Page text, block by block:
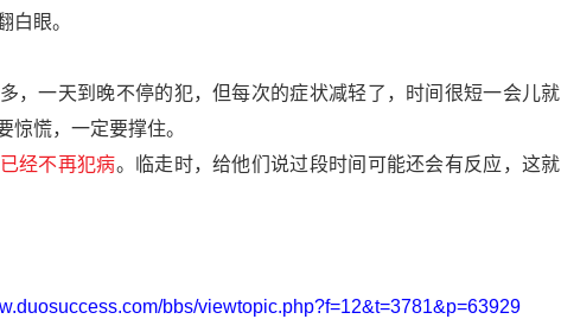
白眼。
，一天到晚不停的犯，但每次的症状减轻了，时间很短一会儿就
惊慌，一定要撑住。
经不再犯病。临走时，给他们说过段时间可能还会有反应，这就
bbs/viewtopic.php?f=12&t=3781&p=63929